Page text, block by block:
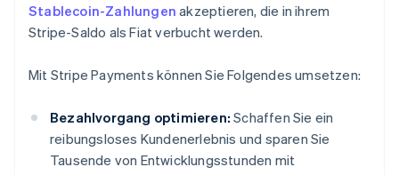
Stablecoin-Zahlungen akzeptieren, die in ihrem
Stripe-Saldo als Fiat verbucht werden.
Mit Stripe Payments können Sie Folgendes umsetzen:
Bezahlvorgang optimieren: Schaffen Sie ein
reibungsloses Kundenerlebnis und sparen Sie
Tausende von Entwicklungsstunden mit